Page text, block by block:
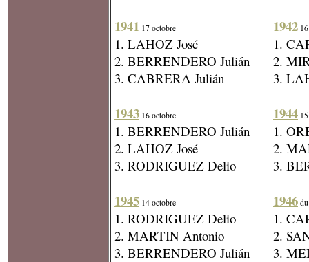
1941 17 octobre
1. LAHOZ José
2. BERRENDERO Julián
3. CABRERA Julián
1943 16 octobre
1. BERRENDERO Julián
2. LAHOZ José
3. RODRIGUEZ Delio
1945 14 octobre
1. RODRIGUEZ Delio
2. MARTIN Antonio
3. BERRENDERO Julián
1942
1.
2.
3.
1944
1.
2.
3.
1946
1.
2.
3.